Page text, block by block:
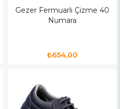
Gezer Fermuarlı Çizme 40
Numara
₺654,00